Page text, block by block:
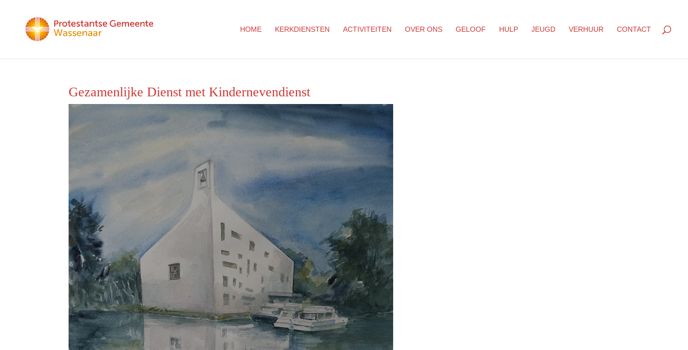
HOME KERKDIENSTEN ACTIVITEITEN OVER ONS GELOOF HULP JEUGD VERHUUR CONTACT
Gezamenlijke Dienst met Kindernevendienst